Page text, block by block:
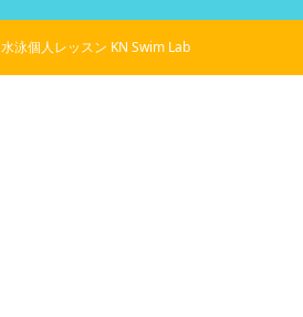
水泳個人レッスン KN Swim Lab